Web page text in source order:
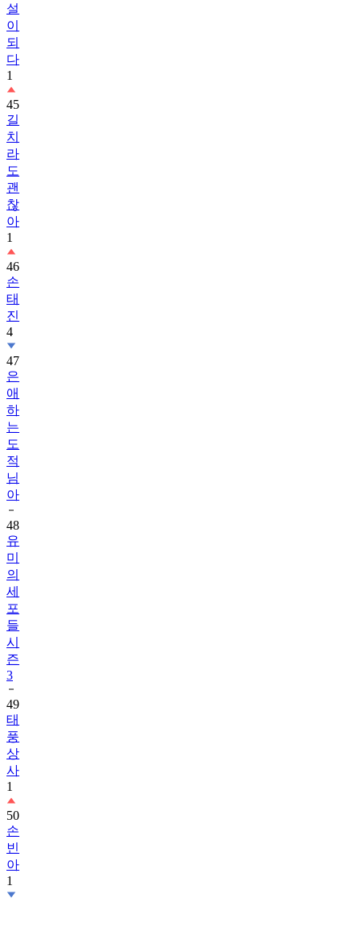
설
이
되
다
1
45
길
치
라
도
괜
찮
아
1
46
손
태
진
4
47
은
애
하
는
도
적
님
아
48
유
미
의
세
포
들
시
즌
3
49
태
풍
상
사
1
50
손
빈
아
1